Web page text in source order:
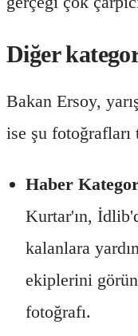
Diğer
Bakan Ersoy,
ise şu
Haber
Kurtar'ın,
kalanlara
ekiplerini
fotoğrafı.